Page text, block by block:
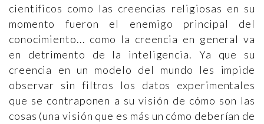
científicos como las creencias religiosas en su
momento fueron el enemigo principal del
conocimiento... como la creencia en general va
en detrimento de la inteligencia. Ya que su
creencia en un modelo del mundo les impide
observar sin filtros los datos experimentales
que se contraponen a su visión de cómo son las
cosas (una visión que es más un cómo deberían de